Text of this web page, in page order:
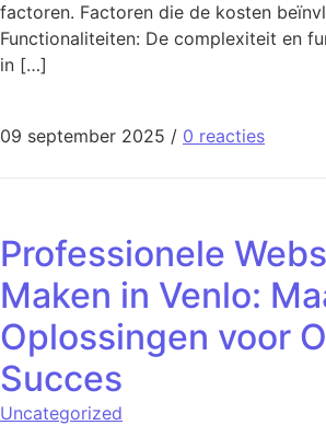
factoren. Factoren die de kosten
Functionaliteiten: De complexiteit en
in […]
09 september 2025 / 0 reacties
Professionele
Maken in Venlo:
Oplossingen voor
Succes
Uncategorized